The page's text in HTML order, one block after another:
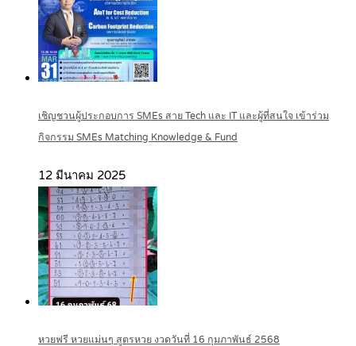
เชิญชวนผู้ประกอบการ SMEs สาย Tech และ IT และผู้ที่สนใจ เข้าร่วม
กิจกรรม SMEs Matching Knowledge & Fund
12 มีนาคม 2025
หวยฟรี หวยแม่นๆ สูตรหวย งวดวันที่ 16 กุมภาพันธ์ 2568